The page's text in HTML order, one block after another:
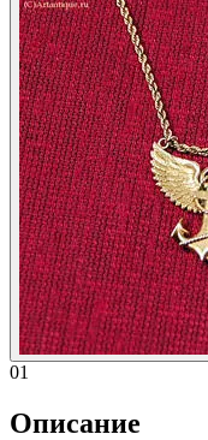
01
Описание